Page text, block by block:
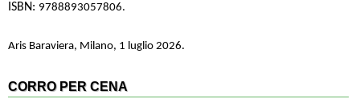
ISBN: 9788893057806.
Aris Baraviera, Milano, 1 luglio 2026.
CORRO PER CENA